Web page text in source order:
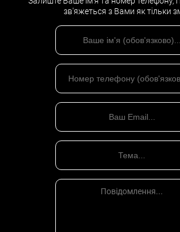
зв'яжеться з Вами як тільки